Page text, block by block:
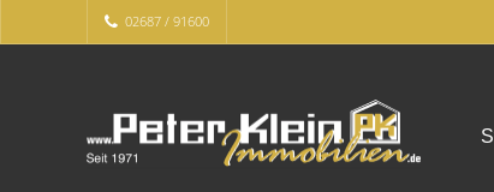
02687 / 91600